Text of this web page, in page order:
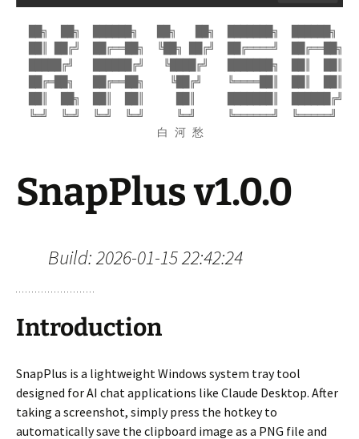
                      白 河 愁
SnapPlus v1.0.0
Build: 2026-01-15 22:42:24
Introduction
SnapPlus is a lightweight Windows system tray tool
designed for AI chat applications like Claude Desktop. After
taking a screenshot, simply press the hotkey to
automatically save the clipboard image as a PNG file and